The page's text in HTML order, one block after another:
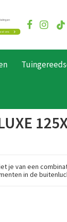
je van een
in de